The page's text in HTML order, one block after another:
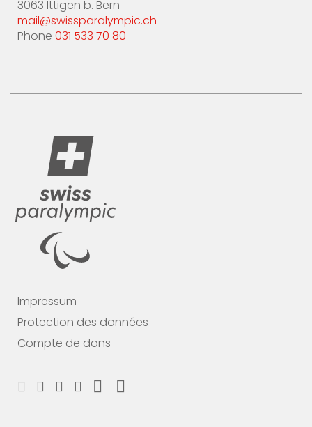
3063 Ittigen b. Bern
mail@swissparalympic.ch
Phone 031 533 70 80
Impressum
Protection des données
Compte de dons